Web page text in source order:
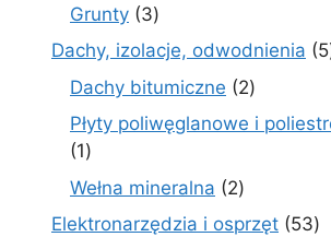
Grunty 33
produkty
Dachy, izolacje, odwodnienia 5
Dachy bitumiczne 22
produkty
Płyty poliwęglanowe i
11
produkt
Wełna mineralna 22
produkty
Elektronarzędzia i osprzęt 5353